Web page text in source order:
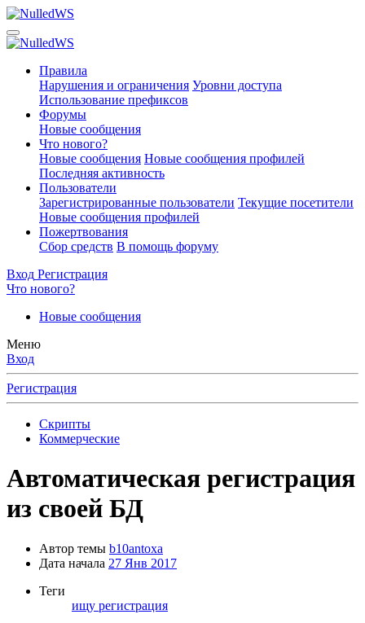
Правила
Нарушения и ограничения Уровни доступа
Использование префиксов
Форумы
Новые сообщения
Что нового?
Новые сообщения Новые сообщения профилей
Последняя активность
Пользователи
Зарегистрированные пользователи Текущие посетители
Новые сообщения профилей
Пожертвования
Сбор средств В помощь форуму
Вход Регистрация
Что нового?
Новые сообщения
Меню
Вход
Регистрация
Скрипты
Коммерческие
Автоматическая регистрация
из своей БД
Автор темы b10antoxa
Дата начала 27 Янв 2017
Теги
ищу регистрация